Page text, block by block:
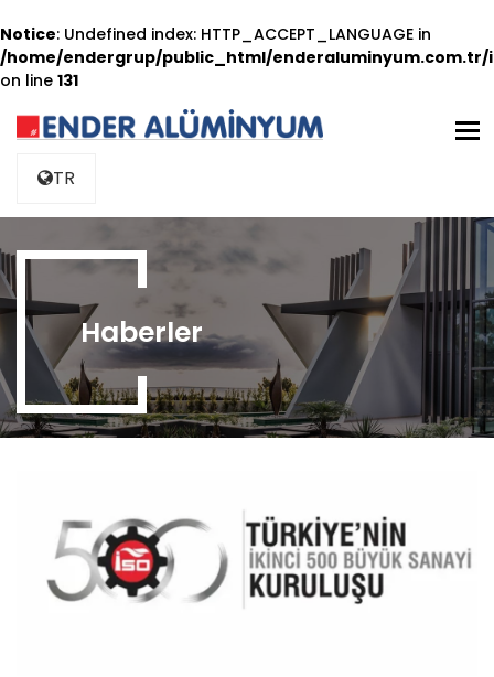
Notice: Undefined index: HTTP_ACCEPT_LANGUAGE in
/home/endergrup/public_html/enderaluminyum.com.tr/
on line 131
TR
Haberler